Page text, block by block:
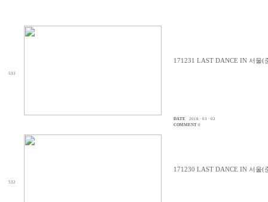
533
171231 LAST DANCE IN 서울(
DATE
2018 · 03 · 02
COMMENT 0
532
171230 LAST DANCE IN 서울(